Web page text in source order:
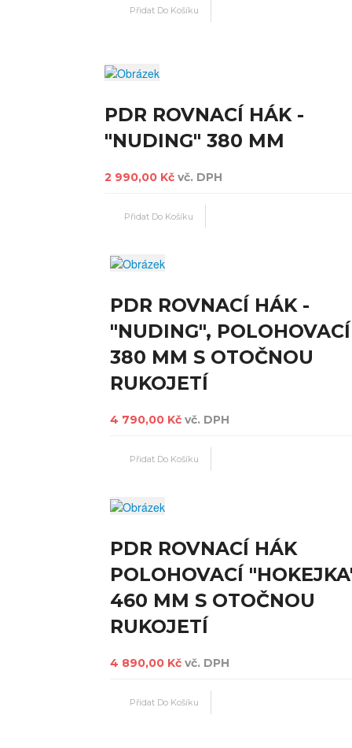
PDR ROVNACÍ HÁK -
"NUDING" 380 MM
2 990,00 Kč vč. DPH
PDR ROVNACÍ HÁK -
"NUDING", POLOHOVACÍ
380 MM S OTOČNOU
RUKOJETÍ
4 790,00 Kč vč. DPH
PDR ROVNACÍ HÁK
POLOHOVACÍ
460 MM S OTOČNOU
RUKOJETÍ
4 890,00 Kč vč. DPH